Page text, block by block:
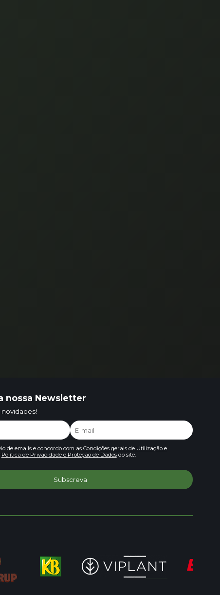
nossa Newsletter
novidades!
de emails e concordo com as Condições gerais de Utilização e
Política de Privacidade e Proteção de Dadosdo site.